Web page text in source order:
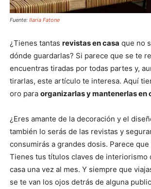
Fuente: Ilaria Fatone
¿Tienes tantas revistas en casa que no
dónde guardarlas? Si parece que se te
encuentras tiradas por todas partes y,
tirarlas, este artículo te interesa. Aquí
oro para organizarlas y mantenerlas en
¿Eres amante de la decoración y el
también lo serás de las revistas y
consumirás a grandes dosis. Parece
Tienes tus títulos claves de interiorismo
casa una vez al mes. Y siempre que
se te van los ojos detrás de alguna